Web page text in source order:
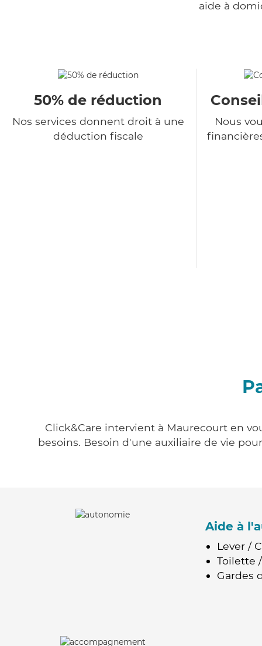
aide à
50% de réduction
Nos services donnent droit à une
déduction fiscale
Nous
Click&Care intervient à Maurecourt en
besoins. Besoin d'une auxiliaire de vie
Aide à
Lever /
Toilette
Gardes